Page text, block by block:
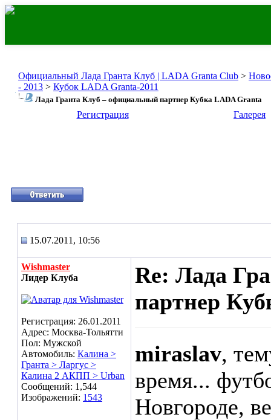
Официальный Лада Гранта Клуб | LADA Granta Club >
- 2013 > Кубок LADA Granta-2011
Лада Гранта Клуб – официальный партнер Кубка LADA Granta
Регистрация Галерея
15.07.2011, 10:56
Wishmaster
Лидер Клуба
Регистрация: 26.01.2011
Адрес: Москва-Тольятти
Пол: Мужской
Автомобиль: Калина >
Гранта > Ларгус >
Калина 2 АКПП > Urban
Сообщений: 1,544
Изображений: 1543
Re: Лада
партнер
miraslav,
время...
Новгороде,